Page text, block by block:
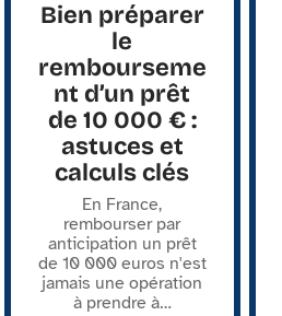
Bien préparer
le
rembourseme
nt d’un prêt
de 10 000 € :
astuces et
calculs clés
En France,
rembourser par
anticipation un prêt
de 10 000 euros n'est
jamais une opération
à prendre à…